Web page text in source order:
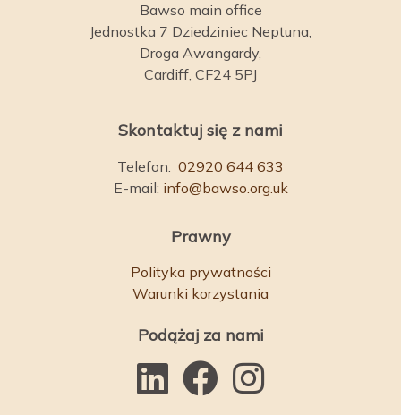
Bawso main office
Jednostka 7 Dziedziniec Neptuna,
Droga Awangardy,
Cardiff, CF24 5PJ
Skontaktuj się z nami
Telefon: 02920 644 633
E-mail: info@bawso.org.uk
Prawny
Polityka prywatności
Warunki korzystania
Podążaj za nami